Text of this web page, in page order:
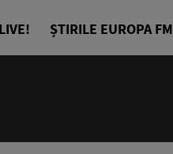
ȘTIRILE EUROPA FM